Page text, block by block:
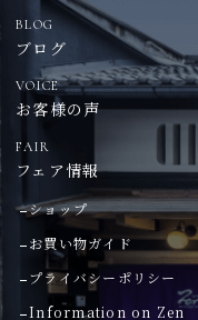
BLOG
ブログ
VOICE
お客様の声
FAIR
フェア情報
ショップ
お買い物ガイド
プライバシーポリシー
Information on Zen